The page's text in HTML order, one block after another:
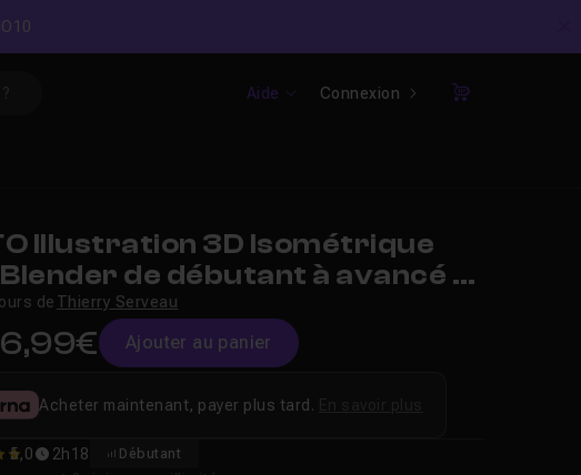
Aide Connexion
Panier
Illustration 3D Isométrique
de débutant à avancé -
2
de Thierry Serveau
6,99€ Ajouter au panier
5,0 2h18 Débutant
Acheter maintenant, payer plus tard.